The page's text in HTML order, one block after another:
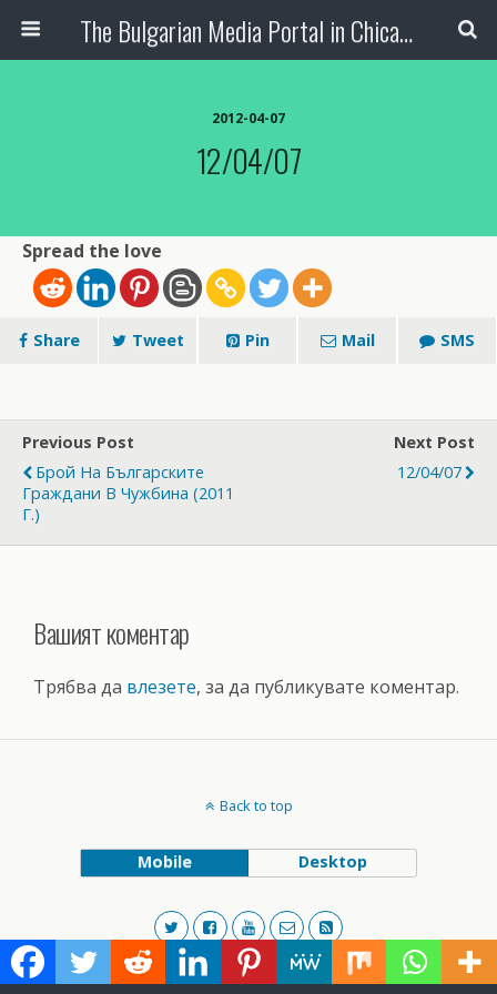
The Bulgarian Media Portal in Chicago
2012-04-07
12/04/07
Spread the love
Share Tweet Pin Mail SMS
Previous Post
Брой На Българските
Граждани В Чужбина (2011
Г.)
Next Post
12/04/07
Вашият коментар
Трябва да влезете, за да публикувате коментар.
Back to top
Mobile Desktop